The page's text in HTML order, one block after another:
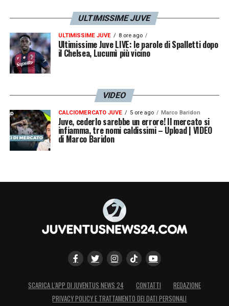
LA PLAYLIST DELLE NOSTRE TOP NEWS
ULTIMISSIME JUVE
ULTIMISSIME JUVE 8 ore ago
Ultimissime Juve LIVE: le parole di Spalletti dopo
il Chelsea, Lucumì più vicino
VIDEO
CALCIOMERCATO JUVE 5 ore ago Marco Baridon
Juve, cederlo sarebbe un errore! Il mercato si
infiamma, tre nomi caldissimi – Upload | VIDEO
di Marco Baridon
SCARICA L’APP DI JUVENTUS NEWS 24 CONTATTI
REDAZIONE
PRIVACY POLICY E TRATTAMENTO DEI DATI PERSONALI